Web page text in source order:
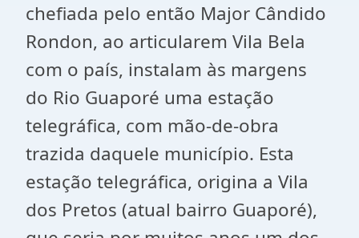
chefiada pelo então Major Cândido
Rondon, ao articularem Vila Bela
com o país, instalam às margens
do Rio Guaporé uma estação
telegráfica, com mão-de-obra
trazida daquele município. Esta
estação telegráfica, origina a Vila
dos Pretos (atual bairro Guaporé),